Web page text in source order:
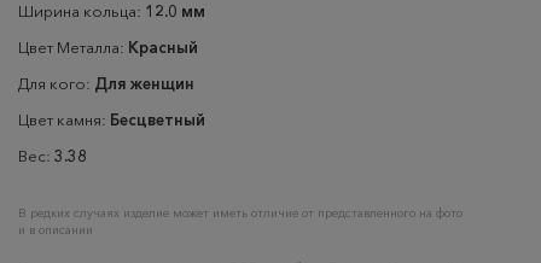
Ширина кольца: 12.0 мм
Цвет Металла: Красный
Для кого: Для женщин
Цвет камня: Бесцветный
Вес: 3.38
В редких случаях изделие может иметь отличие от представленного на фото
и в описании